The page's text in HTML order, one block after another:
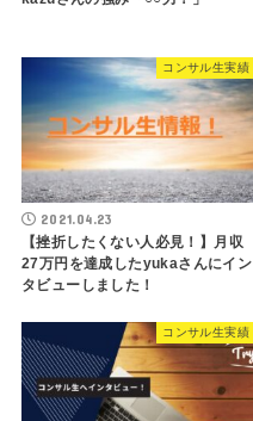
コンサル生実績
2021.04.23
【挫折したくない人必見！】月収
27万円を達成したyukaさんにイン
タビューしました！
コンサル生実績